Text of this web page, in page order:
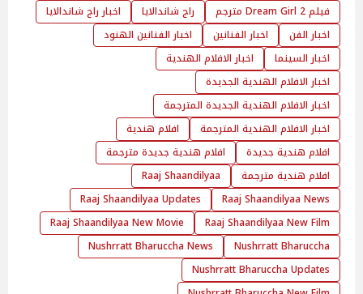
فيلم Dream Girl 2 مترجم
راج شاندالايا
اخبار راج شاندالايا
اخبار الفن
اخبار الفنانين
اخبار الفنانين الهنود
اخبار السينما
اخبار الافلام الهندية
اخبار الافلام الهندية الجديدة
اخبار الافلام الهندية الجديدة المترجمة
اخبار الافلام الهندية المترجمة
افلام هندية
افلام هندية جديدة
افلام هندية جديدة مترجمة
افلام هندية مترجمة
Raaj Shaandilyaa
Raaj Shaandilyaa News
Raaj Shaandilyaa Updates
Raaj Shaandilyaa New Film
Raaj Shaandilyaa New Movie
Nushrratt Bharuccha
Nushrratt Bharuccha News
Nushrratt Bharuccha Updates